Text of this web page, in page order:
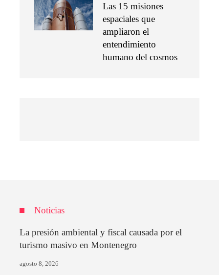
Las 15 misiones
espaciales que
ampliaron el
entendimiento
humano del cosmos
Noticias
La presión ambiental y fiscal causada por el
turismo masivo en Montenegro
agosto 8, 2026